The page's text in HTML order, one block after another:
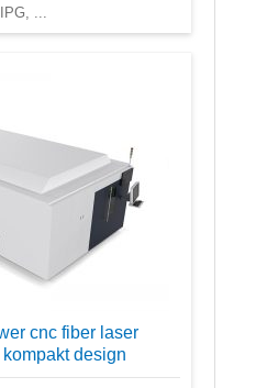
...
cnc fiber laser
design